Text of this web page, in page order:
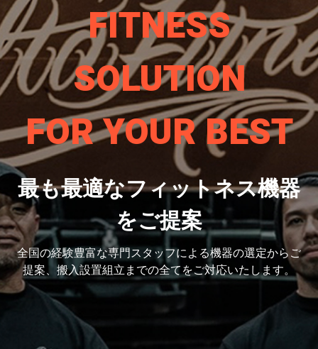
FITNESS
SOLUTION
FOR YOUR BEST
最も最適なフィットネス機器
をご提案
全国の経験豊富な専門スタッフによる機器の選定からご
提案、搬入設置組立までの全てをご対応いたします。